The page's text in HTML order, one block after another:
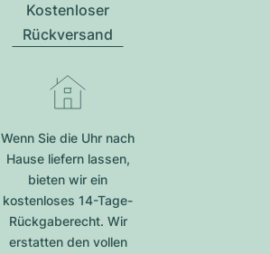
Kostenloser
Rückversand
Wenn Sie die Uhr nach
Hause liefern lassen,
bieten wir ein
kostenloses 14-Tage-
Rückgaberecht. Wir
erstatten den vollen